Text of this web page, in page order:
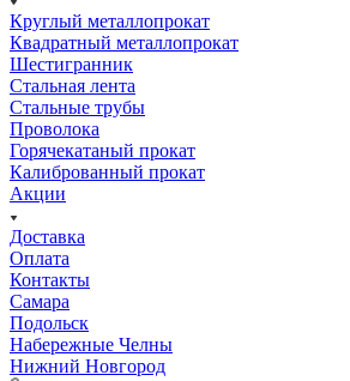
Круглый металлопрокат
Квадратный металлопрокат
Шестигранник
Стальная лента
Стальные трубы
Проволока
Горячекатаный прокат
Калиброванный прокат
Акции
Доставка
Оплата
Контакты
Самара
Подольск
Набережные Челны
Нижний Новгород